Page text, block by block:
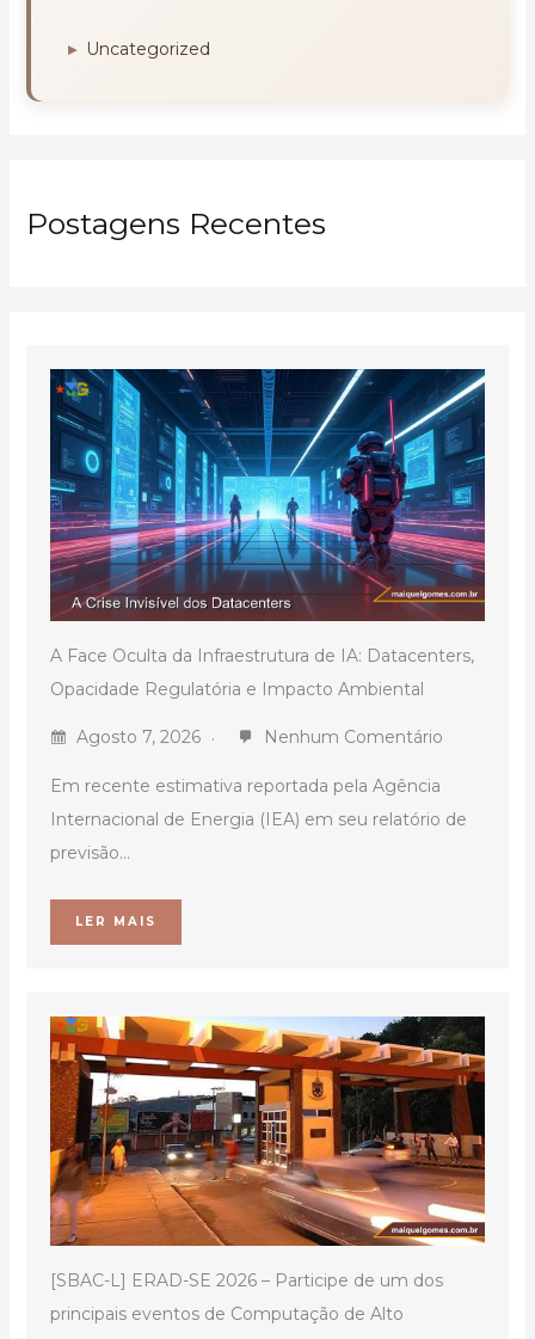
Uncategorized
Postagens Recentes
A Face Oculta da Infraestrutura de IA: Datacenters,
Opacidade Regulatória e Impacto Ambiental
Agosto 7, 2026 Nenhum Comentário
Em recente estimativa reportada pela Agência
Internacional de Energia (IEA) em seu relatório de
previsão...
LER MAIS
[SBAC-L] ERAD-SE 2026 – Participe de um dos
principais eventos de Computação de Alto